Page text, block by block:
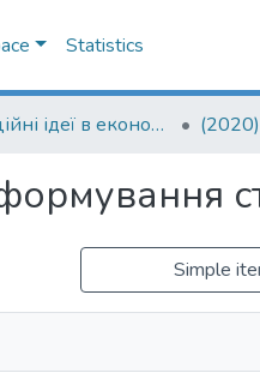
Statistics
Інноваційні ідеї в економічній науці: пошуки вирішення сучасних проблем: матеріали науково-практичної конференції
Simple